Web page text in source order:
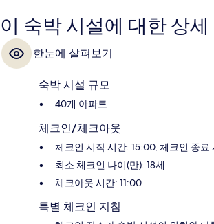
이 숙박 시설에 대한 상세
한눈에 살펴보기
숙박 시설 규모
40개 아파트
체크인/체크아웃
체크인 시작 시간: 15:00, 체크인 종료
최소 체크인 나이(만): 18세
체크아웃 시간: 11:00
특별 체크인 지침